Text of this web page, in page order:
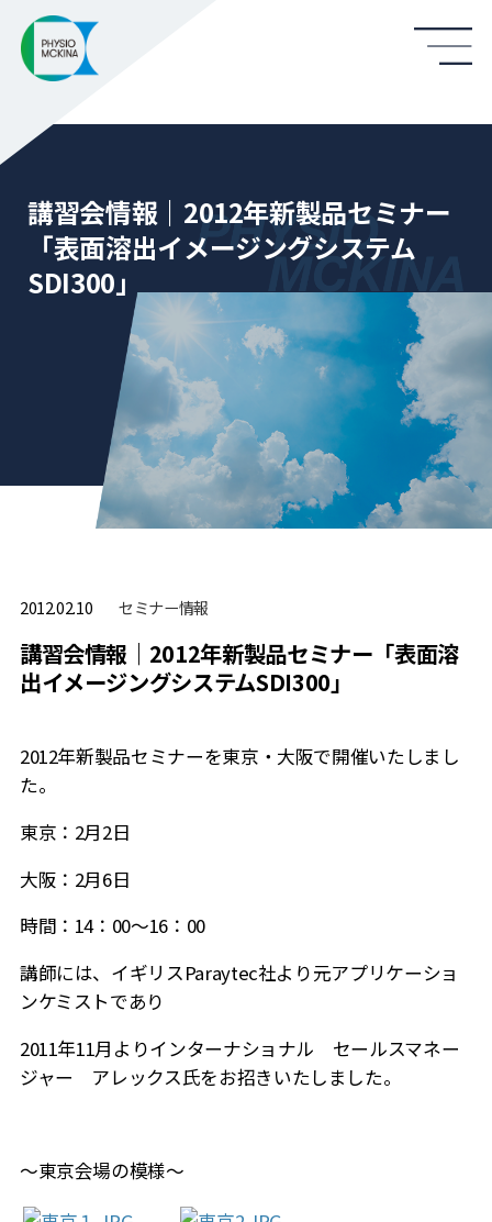
講習会情報｜2012年新製品セミナー
「表面溶出イメージングシステム
SDI300」
2012.02.10 セミナー情報
講習会情報｜2012年新製品セミナー「表面溶
出イメージングシステムSDI300」
2012年新製品セミナーを東京・大阪で開催いたしまし
た。
東京：2月2日
大阪：2月6日
時間：14：00～16：00
講師には、イギリスParaytec社より元アプリケーショ
ンケミストであり
2011年11月よりインターナショナル セールスマネー
ジャー アレックス氏をお招きいたしました。
～東京会場の模様～